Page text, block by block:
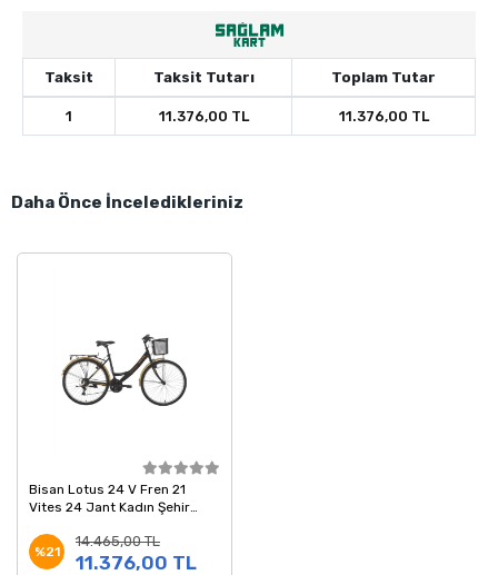
Taksit Taksit Tutarı Toplam Tutar
1 11.376,00 TL 11.376,00 TL
Daha Önce İnceledikleriniz
Bisan Lotus 24 V Fren 21
Vites 24 Jant Kadın Şehir
Kadro
%21
14.465,00 TL
11.376,00 TL